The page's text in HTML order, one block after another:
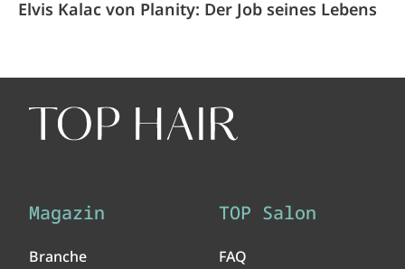
Elvis Kalac von Planity: Der Job seines Lebens
Magazin
Branche
TOP Salon
FAQ